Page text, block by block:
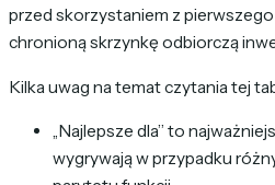
przed skorzystaniem z
chronioną skrzynkę odbiorczą
Kilka uwag na temat czytania tej
„Najlepsze dla” to
wygrywają w przypadku